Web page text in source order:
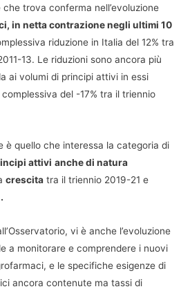
trova conferma nell’evoluzione
in netta contrazione negli ultimi 10
riduzione in Italia del 12% tra
13. Le riduzioni sono ancora più
ai volumi di principi attivi in essi
del -17% tra il triennio
è quello che interessa la categoria di
attivi anche di natura
crescita tra il triennio 2019-21 e
vi è anche l’evoluzione
a monitorare e comprendere i nuovi
e le specifiche esigenze di
ancora contenute ma tassi di